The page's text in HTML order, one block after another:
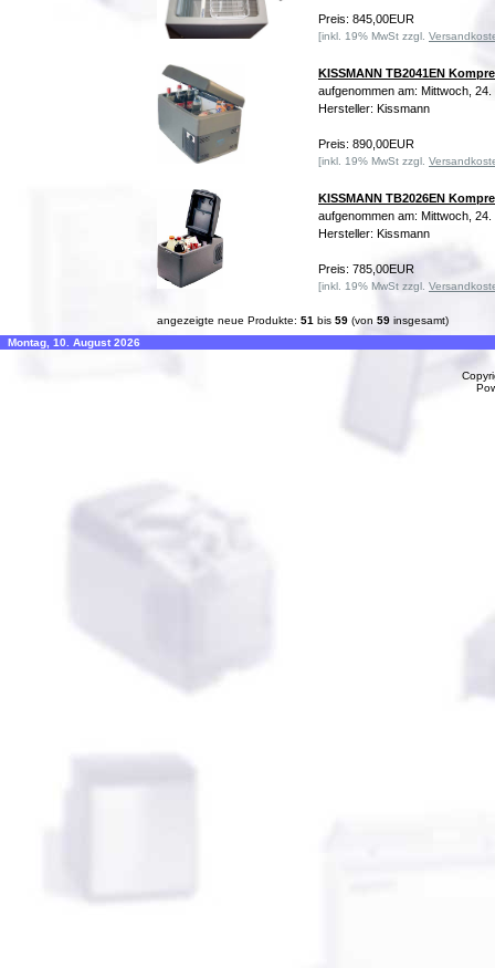
Preis: 845,00EUR
[inkl. 19% MwSt zzgl.
KISSMANN TB2041EN
aufgenommen am: Mittwoch,
Hersteller: Kissmann
Preis: 890,00EUR
[inkl. 19% MwSt zzgl.
KISSMANN TB2026EN
aufgenommen am: Mittwoch,
Hersteller: Kissmann
Preis: 785,00EUR
[inkl. 19% MwSt zzgl.
angezeigte neue Produkte: 51 bis 59 (von 59 insgesamt)
Montag, 10. August 2026